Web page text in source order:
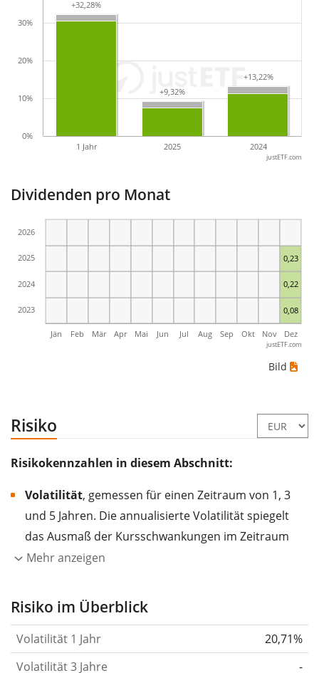
+32,28%
+32,28%
+9,32%
+9,32%
+13,22%
+13,22%
1 Jahr 2025 2024
0%
10%
20%
30%
justETF.com
Dividenden pro Monat
0,08
0,22
0,23
Jän Feb Mär Apr Mai Jun Jul Aug Sep Okt Nov Dez
2023
2024
2025
2026
justETF.com
Bild
Risiko
Risikokennzahlen in diesem Abschnitt:
Volatilität, gemessen für einen Zeitraum von 1, 3
und 5 Jahren. Die annualisierte Volatilität spiegelt
das Ausmaß der Kursschwankungen im Zeitraum
eines Jahres wider.
Aktie, des ETF, usw.) in der Vergangenheit
gelten im Allgemeinen als risikoreicher. Wir
berechnen die Volatilität auf Basis der Daten der
Mehr anzeigen
Risiko im Überblick
Volatilität 1 Jahr
20,71%
Volatilität 3 Jahre
-